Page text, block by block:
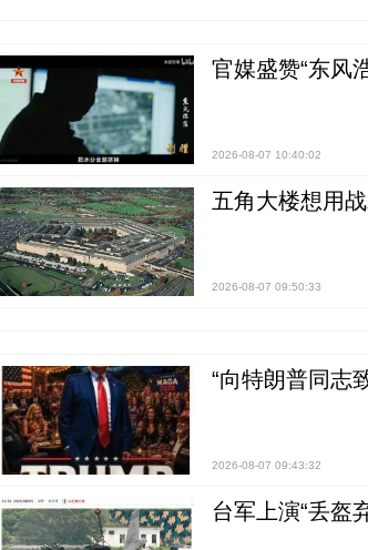
官媒盛赞“东风
2026-08-07 10:40:02
五角大楼想用
2026-08-07 09:50:33
“向特朗普同志
2026-08-07 09:43:32
台军上演“丢盔